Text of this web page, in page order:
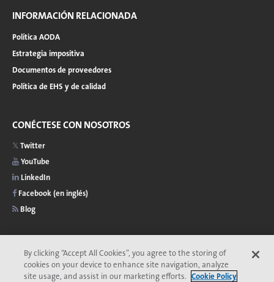
INFORMACIÓN RELACIONADA
Política AODA
Estrategia impositiva
Documentos de proveedores
Política de EHS y de calidad
CONÉCTESE CON NOSOTROS
Twitter
YouTube
LinkedIn
Facebook (en inglés)
Blog
2026 © Copyright de Veolia Privacidad
Accesibilidad
By clicking “Accept All Cookies”, you agree to the storing of
cookies on your device to enhance site navigation, analyze
site usage, and assist in our marketing efforts. Cookie Policy